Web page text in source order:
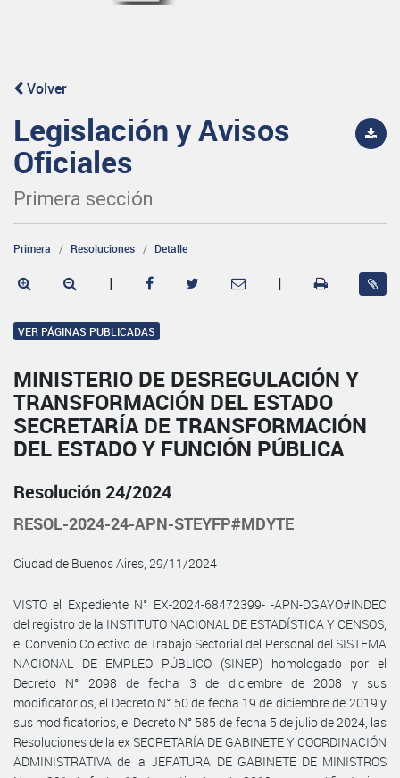
Volver
Legislación y Avisos
Oficiales
Primera sección
Primera Resoluciones Detalle
| |
VER PÁGINAS PUBLICADAS
MINISTERIO DE DESREGULACIÓN Y
TRANSFORMACIÓN DEL ESTADO
SECRETARÍA DE TRANSFORMACIÓN
DEL ESTADO Y FUNCIÓN PÚBLICA
Resolución 24/2024
RESOL-2024-24-APN-STEYFP#MDYTE
Ciudad de Buenos Aires, 29/11/2024
VISTO el Expediente N° EX-2024-68472399- -APN-DGAYO#INDEC
del registro de la INSTITUTO NACIONAL DE ESTADÍSTICA Y CENSOS,
el Convenio Colectivo de Trabajo Sectorial del Personal del SISTEMA
NACIONAL DE EMPLEO PÚBLICO (SINEP) homologado por el
Decreto N° 2098 de fecha 3 de diciembre de 2008 y sus
modificatorios, el Decreto N° 50 de fecha 19 de diciembre de 2019 y
sus modificatorios, el Decreto N° 585 de fecha 5 de julio de 2024, las
Resoluciones de la ex SECRETARÍA DE GABINETE Y COORDINACIÓN
ADMINISTRATIVA de la JEFATURA DE GABINETE DE MINISTROS